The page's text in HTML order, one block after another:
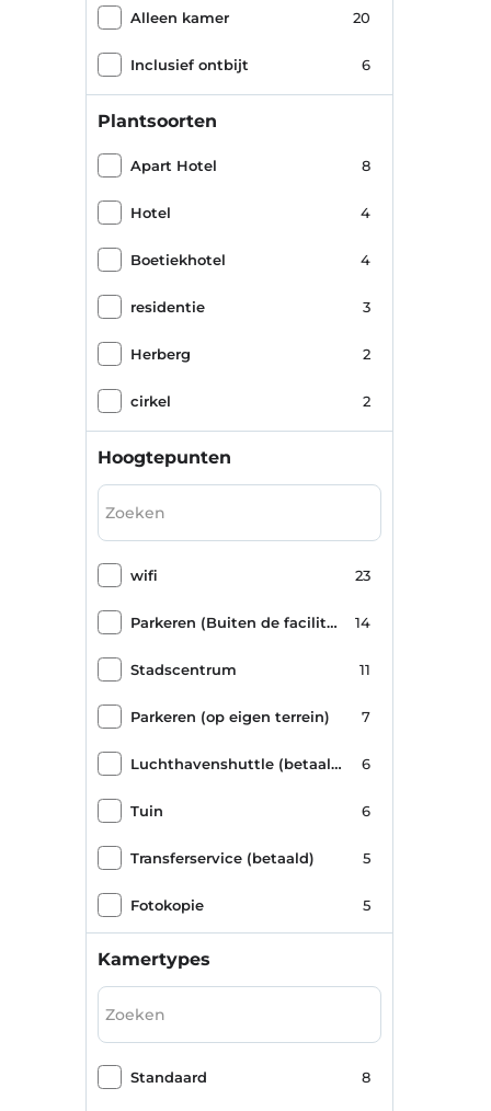
Alleen kamer 20
Inclusief ontbijt 6
Plantsoorten
Apart Hotel 8
Hotel 4
Boetiekhotel 4
residentie 3
Herberg 2
cirkel 2
Hoogtepunten
wifi 23
Parkeren (Buiten de faciliteit) 14
Stadscentrum 11
Parkeren (op eigen terrein) 7
Luchthavenshuttle (betaald) 6
Tuin 6
Transferservice (betaald) 5
Fotokopie 5
Huisdiervriendelijk
Ontbijtkamer 3
Kamertypes
Standaard 8